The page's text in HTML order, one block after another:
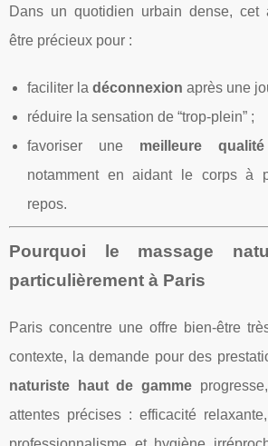
Dans un quotidien urbain dense, cet
être précieux pour :
faciliter la déconnexion après une
réduire la sensation de “trop-plein” ;
favoriser une meilleure
notamment en aidant le corps à
repos.
Pourquoi le massage
particulièrement à Paris
Paris concentre une offre bien-être
contexte, la demande pour des
naturiste haut de gamme
attentes précises : efficacité